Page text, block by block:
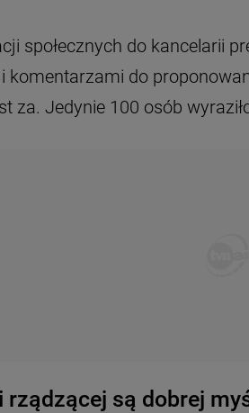
społecznych do kancelarii
komentarzami do
za. Jedynie 100 osób
rządzącej są dobrej